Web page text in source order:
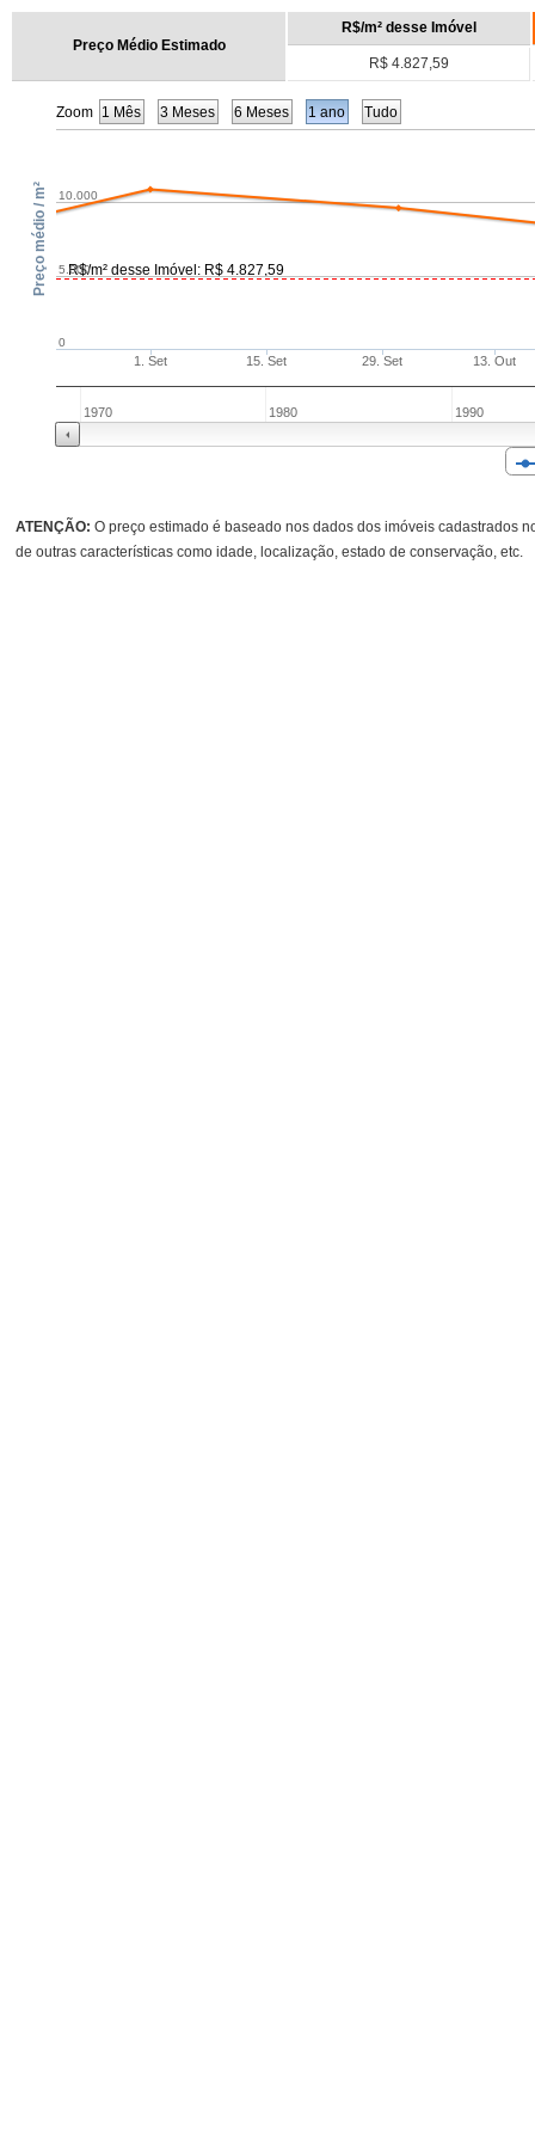
Preço Médio Estimado
R$/m² desse Imóvel
R$ 4.827,59
R$/m² desse Imóvel: R$ 4.827,59
Zoom
1. Set 15. Set 29. Set 13. Out
0
5.000
10.000
Preço médio / m²
1970 1980 1990
1 Mês 3 Meses 6 Meses 1 ano Tudo
ATENÇÃO: O preço estimado é baseado nos dados dos imóveis cadastrados
de outras características como idade, localização, estado de conservação, etc.